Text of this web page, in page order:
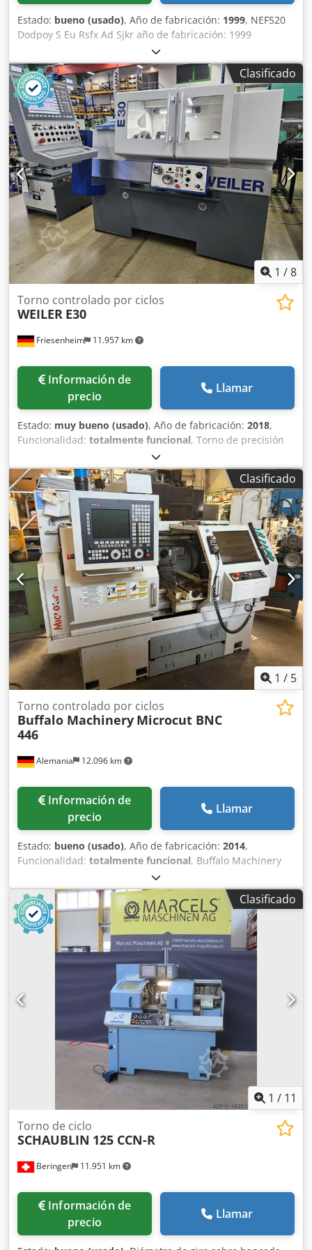
Estado: bueno (usado), Año de fabricación: 1999, NEF520
Dodpoy S Eu Rsfx Ad Sjkr año de fabricación: 1999
Clasificado
1 /8
Friesenheim 11.957 km
Torno controlado por ciclos
WEILER E30
Información de
precio
Llamar
Estado: muy bueno (usado), Año de fabricación: 2018,
Funcionalidad: totalmente funcional, Torno de precisión
Weiler E30 Fabricante: Weiler Tipo: E30 Año de fabricación:
2018 Estado: usado, conectado, listo para demostración
Horas de trabajo: 8.500 h Alcance de entrega: -
Documentación Dsdpfx Adjy Uzgbj Sskr - Patas de máquina
- Sistema de refrigeración - Lámpara de máquina - Plato de
tres garras - Torreta portaherramientas de 8 posiciones
Clasificado
1 / 5
Alemania 12.096 km
Torno controlado por ciclos
Buffalo Machinery Microcut BNC
446
Información de
precio
Llamar
Estado: bueno (usado), Año de fabricación: 2014,
Funcionalidad: totalmente funcional, Buffalo Machinery
Microcut BNC 446, Dedjzc H Rmepfx Ad Sekr Control Fagor
CNC 8055 TC, Torreta de 8 posiciones, Contrapunto,
Longitud de torneado: 750 mm, Diámetro de torneado: 250
mm.
Clasificado
1 / 11
Beringen 11.951 km
Torno de ciclo
SCHAUBLIN 125 CCN-R
Información de
precio
Llamar